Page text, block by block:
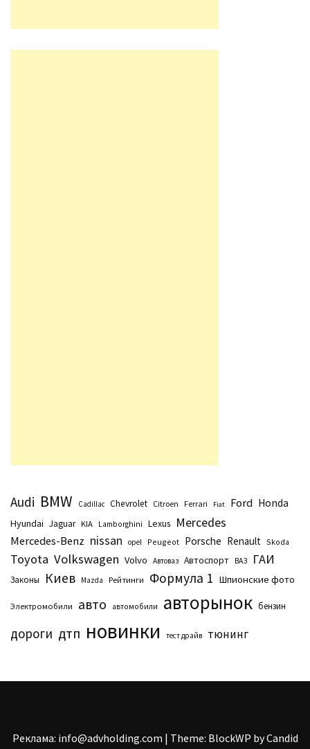
Audi BMW Cadillac Chevrolet Citroen Ferrari Fiat Ford Honda
Hyundai Jaguar KIA Lamborghini Lexus Mercedes
Mercedes-Benz nissan opel Peugeot Porsche Renault Skoda
Toyota Volkswagen Volvo Автоваз Автоспорт ВАЗ ГАИ
Законы Киев Маzda Рейтинги Формула 1 Шпионские фото
Электромобили авто автомобили авторынок бензин
дороги дтп новинки тест драйв тюнинг
Реклама: info@advholding.com | Theme: BlockWP byCandid